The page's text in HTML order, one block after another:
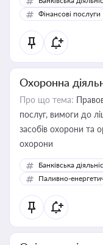
Фінансові послуги
Охоронна
Про що тема:
послуг, вимоги до
засобів охорони та
охорони
Банківська
Паливно-